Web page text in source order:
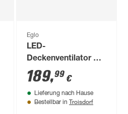
Eglo
LED-
Deckenventilator mit
Beleuchtung
'Morenci' dimmbar
45,9 W 5200 lm
189,99 €
Lieferung nach Hause
Bestellbar in Troisdorf